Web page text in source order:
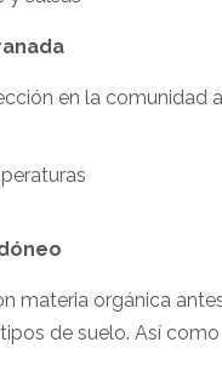
en la comunidad
materia orgánica
de suelo. Así